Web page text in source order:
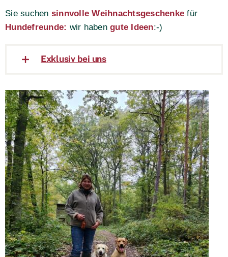
Sie suchen sinnvolle Weihnachtsgeschenke für
Hundefreunde: wir habengute Ideen:-)
Exklusiv bei uns